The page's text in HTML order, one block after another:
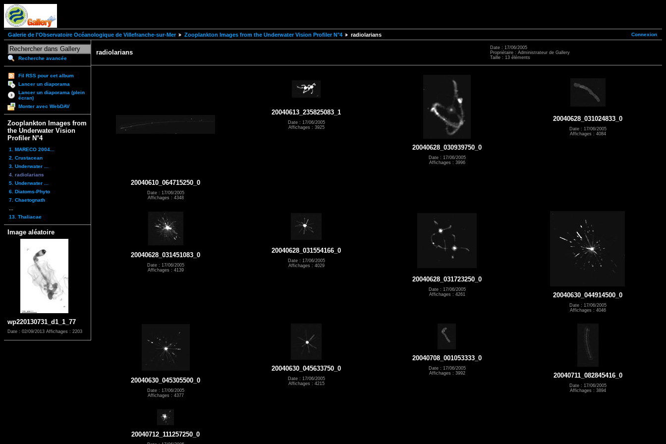
Connexion
Galerie de l'Observatoire Océanologique de Villefranche-sur-Mer Zooplankton Images from the Underwater Vision Profiler N°4 radiolarians
Recherche avancée
Fil RSS pour cet album
Lancer un diaporama
Lancer un diaporama (plein
écran)
Monter avec WebDAV
Zooplankton Images from
the Underwater Vision
Profiler N°4
1. MARECO 2004...
2. Crustacean
3. Underwater ...
4. radiolarians
5. Underwater ...
6. Diatoms-Phyto
7. Chaetognath
13. Thaliacae
Image aléatoire
wp220130731_d1_1_77
Date : 02/09/2013 Affichages : 2203
radiolarians
Date : 17/06/2005
Propriétaire : Administrateur de Gallery
Taille : 13 éléments
20040610_064715250_0
Date : 17/06/2005
Affichages : 4348
20040613_235825083_1
Date : 17/06/2005
Affichages : 3925
20040628_030939750_0
Date : 17/06/2005
Affichages : 3996
20040628_031024833_0
Date : 17/06/2005
Affichages : 4084
20040628_031451083_0
Date : 17/06/2005
Affichages : 4139
20040628_031554166_0
Date : 17/06/2005
Affichages : 4029
20040628_031723250_0
Date : 17/06/2005
Affichages : 4261
20040630_044914500_0
Date : 17/06/2005
Affichages : 4046
20040630_045305500_0
Date : 17/06/2005
Affichages : 4377
20040630_045633750_0
Date : 17/06/2005
Affichages : 4215
20040708_001053333_0
Date : 17/06/2005
Affichages : 3992
20040711_082845416_0
Date : 17/06/2005
Affichages : 3894
20040712_111257250_0